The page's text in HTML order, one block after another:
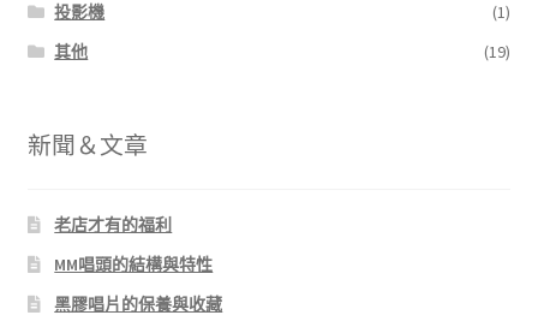
投影機
(1)
其他
(19)
新聞＆文章
老店才有的福利
MM唱頭的結構與特性
黑膠唱片的保養與收藏